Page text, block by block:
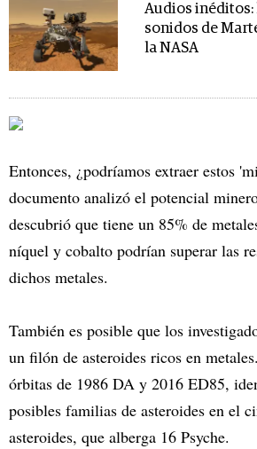
Audios inéditos:
sonidos de
la NASA
Entonces, ¿podríamos extraer estos
documento analizó el potencial
descubrió que tiene un 85% de
níquel y cobalto podrían superar las
dichos metales.
También es posible que los
un filón de asteroides ricos en
órbitas de 1986 DA y 2016 ED85,
posibles familias de asteroides en el
asteroides, que alberga 16 Psyche.